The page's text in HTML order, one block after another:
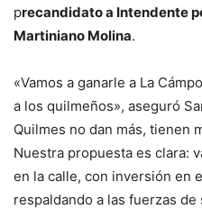
precandidato a Intendente
Martiniano Molina.
«Vamos a ganarle a La
a los quilmeños», aseguró
Quilmes no dan más, tienen
Nuestra propuesta es clara:
en la calle, con inversión en
respaldando a las fuerzas